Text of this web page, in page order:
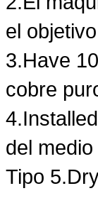
el
3.Have
cobre
del
Tipo